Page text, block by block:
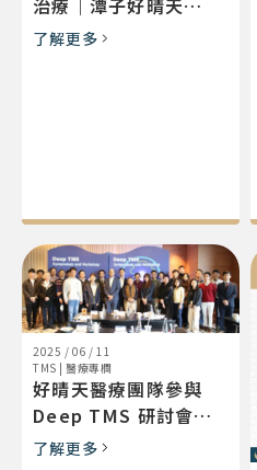
治療｜潭子好晴天
（Magstim・火車站
了解更多
2025 / 06 / 11
TMS | 醫療專欄
好晴天醫療團隊參與
Deep TMS 研討會，
分享實務經驗、拓展國
了解更多